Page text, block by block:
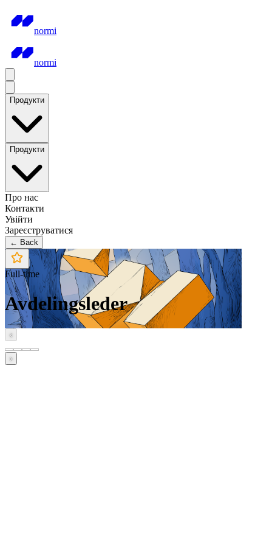
normi
normi
Продукти
Продукти
Про нас
Контакти
Увійти
Зареєструватися
← Back
Full-time
Avdelingsleder
‹
›